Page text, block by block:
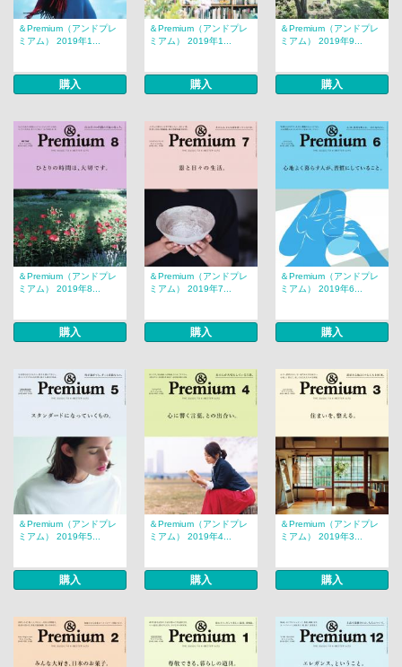
＆Premium（アンドプレ
ミアム） 2019年1...
購入
＆Premium（アンドプレ
ミアム） 2019年1...
購入
＆Premium（アンドプレ
ミアム） 2019年9...
購入
＆Premium（アンドプレ
ミアム） 2019年8...
購入
＆Premium（アンドプレ
ミアム） 2019年7...
購入
＆Premium（アンドプレ
ミアム） 2019年6...
購入
＆Premium（アンドプレ
ミアム） 2019年5...
購入
＆Premium（アンドプレ
ミアム） 2019年4...
購入
＆Premium（アンドプレ
ミアム） 2019年3...
購入